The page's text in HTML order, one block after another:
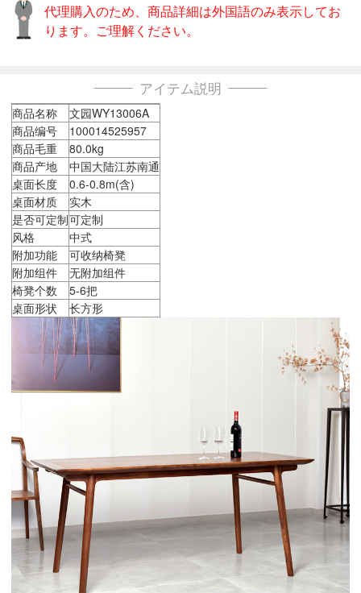
代理購入のため、商品詳細は外国語のみ表示してお
ります。ご理解ください。
アイテム説明
商品名称
文园WY13006A
商品编号
100014525957
商品毛重
80.0kg
商品产地
中国大陆江苏南通
桌面长度
0.6-0.8m(含)
桌面材质
实木
是否可定制可定制
风格
中式
附加功能
可收纳椅凳
附加组件
无附加组件
椅凳个数
5-6把
桌面形状
长方形